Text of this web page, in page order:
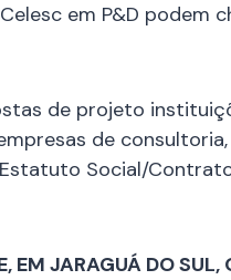
em P&D podem
de projeto
de
Social/
EM JARAGUÁ DO